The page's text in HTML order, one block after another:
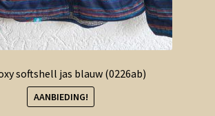
softshell jas blauw (0226ab)
AANBIEDING!